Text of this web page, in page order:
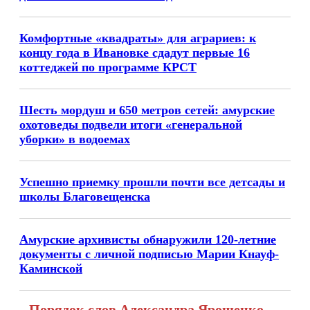
Комфортные «квадраты» для аграриев: к
концу года в Ивановке сдадут первые 16
коттеджей по программе КРСТ
Шесть мордуш и 650 метров сетей: амурские
охотоведы подвели итоги «генеральной
уборки» в водоемах
Успешно приемку прошли почти все детсады и
школы Благовещенска
Амурские архивисты обнаружили 120-летние
документы с личной подписью Марии Кнауф-
Каминской